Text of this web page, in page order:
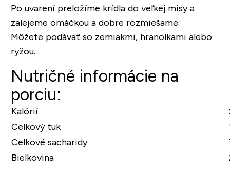
Po uvarení preložíme krídla do veľkej misy a
zalejeme omáčkou a dobre rozmiešame.
Môžete podávať so zemiakmi, hranolkami alebo
ryžou.
Nutričné informácie na
porciu:
Kalórií
Celkový tuk
Celkové sacharidy
Bielkovina